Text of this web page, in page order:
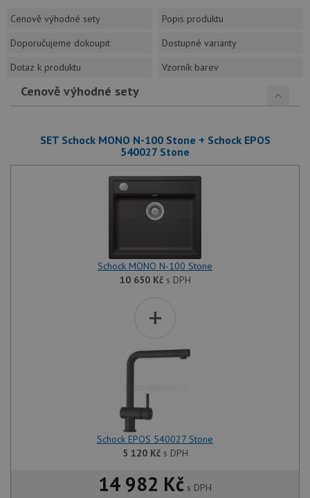
Cenově výhodné sety
Popis produktu
Doporučujeme dokoupit
Dostupné varianty
Dotaz k produktu
Vzorník barev
Cenově výhodné sety
SET Schock MONO N-100 Stone + Schock EPOS
540027 Stone
Schock MONO N-100 Stone
10 650 Kčs DPH
+
Schock EPOS 540027 Stone
5 120 Kčs DPH
14 982 Kč s DPH